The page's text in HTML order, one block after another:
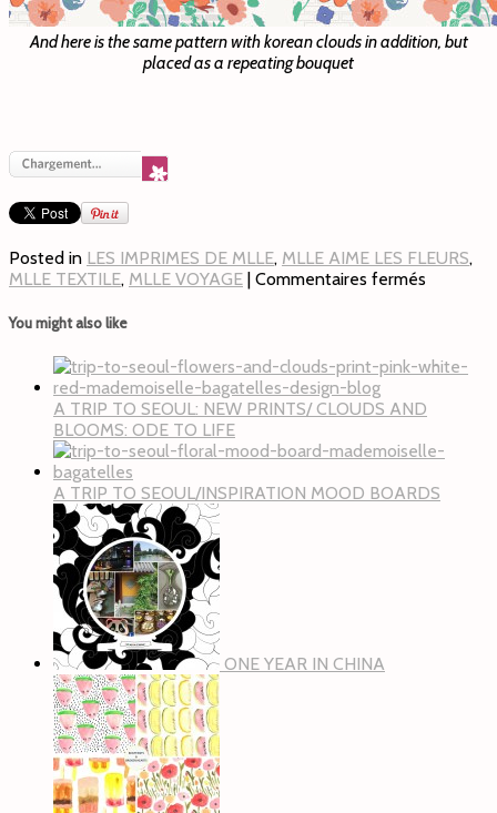
And here is the same pattern with korean clouds in addition, but
placed as a repeating bouquet
Posted in LES IMPRIMES DE MLLE, MLLE AIME LES FLEURS,
MLLE TEXTILE, MLLE VOYAGE | Commentaires fermés
You might also like
A TRIP TO SEOUL: NEW PRINTS/ CLOUDS AND
BLOOMS: ODE TO LIFE
A TRIP TO SEOUL/INSPIRATION MOOD BOARDS
ONE YEAR IN CHINA